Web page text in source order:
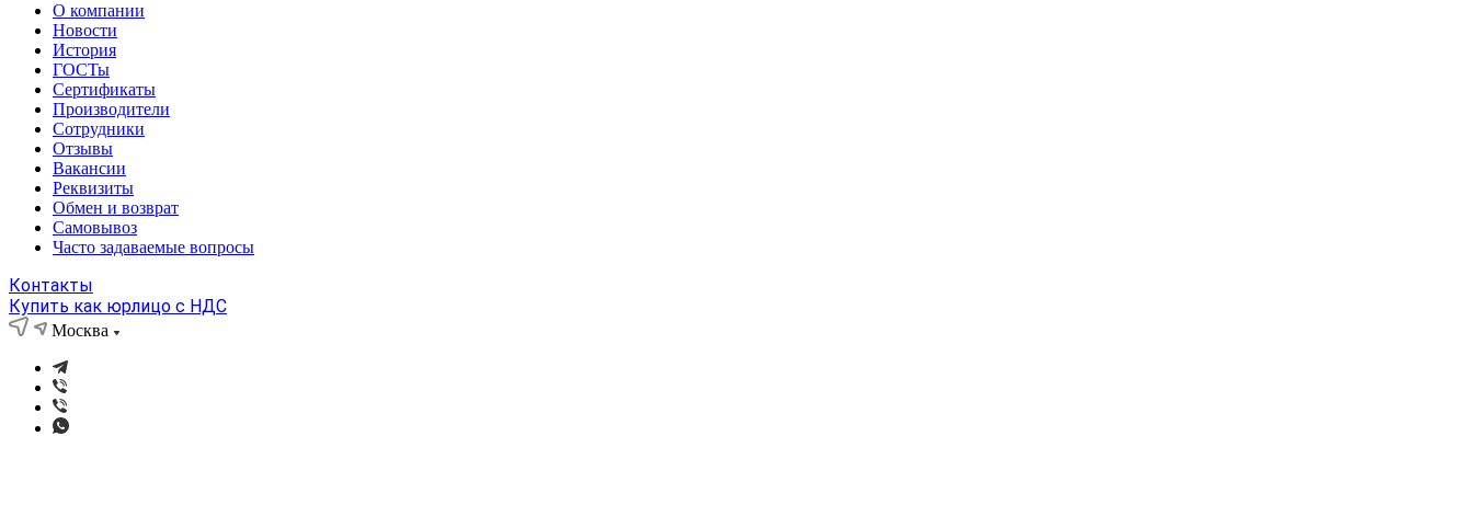
О компании
Новости
История
ГОСТы
Сертификаты
Производители
Сотрудники
Отзывы
Вакансии
Реквизиты
Обмен и возврат
Самовывоз
Часто задаваемые вопросы
Контакты
Купить как юрлицо с НДС
Москва